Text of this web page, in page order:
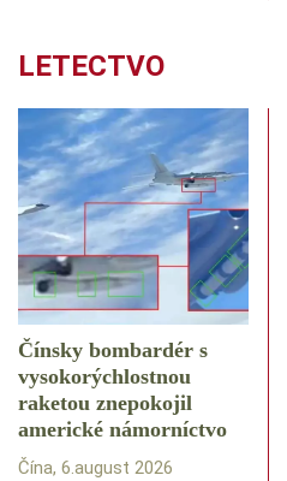
LETECTVO
Čínsky bombardér s
vysokorýchlostnou
raketou znepokojil
americké námorníctvo
Čína, 6.august 2026